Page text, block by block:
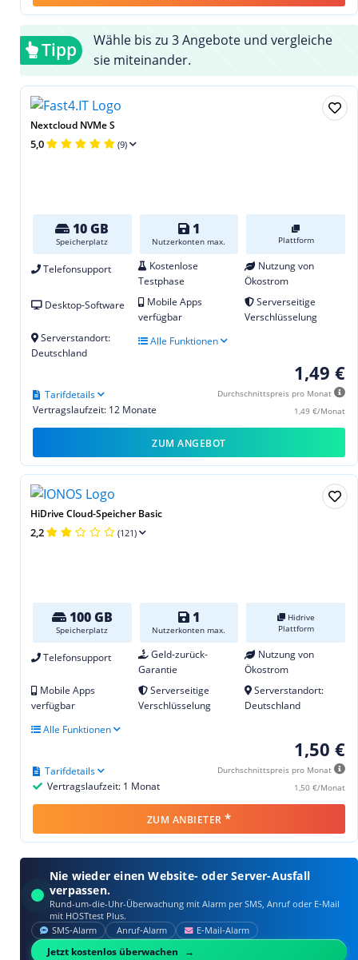
Tipp
Wähle bis zu 3 Angebote und vergleiche
sie miteinander.
Nextcloud NVMe S
5,0 (9)
10 GB
Speicherplatz
1
Nutzerkonten max. Plattform
Telefonsupport
Kostenlose
Testphase
Nutzung von
Ökostrom
Desktop-Software
Mobile Apps
verfügbar
Serverseitige
Verschlüsselung
Serverstandort:
Deutschland
Alle Funktionen
1,49 €
Durchschnittspreis pro Monat
1,49 €/Monat
Vertragslaufzeit: 12 Monate
Tarifdetails
ZUM ANGEBOT
HiDrive Cloud-Speicher Basic
2,2 (121)
100 GB
Speicherplatz
1
Nutzerkonten max.
Hidrive
Plattform
Telefonsupport
Geld-zurück-
Garantie
Nutzung von
Ökostrom
Mobile Apps
verfügbar
Serverseitige
Verschlüsselung
Serverstandort:
Deutschland
Alle Funktionen
1,50 €
Durchschnittspreis pro Monat
1,50 €/Monat
Vertragslaufzeit: 1 Monat
Tarifdetails
ZUM ANBIETER *
Nie wieder einen Website- oder Server-Ausfall
verpassen.
Rund-um-die-Uhr-Überwachung mit Alarm per SMS, Anruf oder E‑Mail
mit HOSTtest Plus.
SMS‑Alarm Anruf‑Alarm E‑Mail‑Alarm
Jetzt kostenlos überwachen